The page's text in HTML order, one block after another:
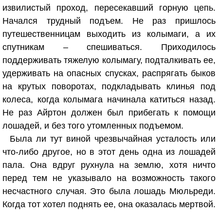
извилистый проход, пересекавший горную цепь.
Начался трудный подъем. Не раз пришлось
путешественницам выходить из колымаги, а их
спутникам – спешиваться. Приходилось
поддерживать тяжелую колымагу, подталкивать ее,
удерживать на опасных спусках, распрягать быков
на крутых поворотах, подкладывать клинья под
колеса, когда колымага начинала катиться назад.
Не раз Айртон должен был прибегать к помощи
лошадей, и без того утомленных подъемом.
Была ли тут виной чрезвычайная усталость или
что-либо другое, но в этот день одна из лошадей
пала. Она вдруг рухнула на землю, хотя ничто
перед тем не указывало на возможность такого
несчастного случая. Это была лошадь Мюльреди.
Когда тот хотел поднять ее, она оказалась мертвой.